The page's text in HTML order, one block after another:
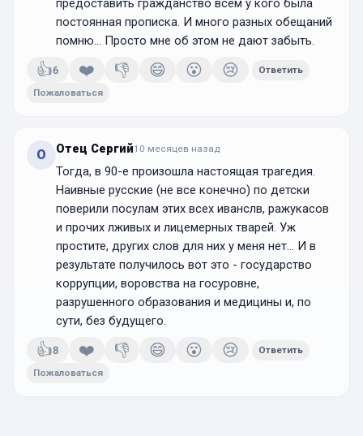
предоставить гражданство всем у кого была
постоянная прописка. И много разных обещаний
помню... Просто мне об этом не дают забыть.
👍6 ❤️ 👎 😄 😮 😢 Ответить
Пожаловаться
О Отец Сергий10 месяцев назад
Тогда, в 90-е произошла настоящая трагедия.
Наивные русские (не все конечно) по детски
поверили посулам этих всех иванслв, ражукасов
и прочих лживых и лицемерных тварей. Уж
простите, других слов для них у меня нет... И в
результате получилось вот это - государство
коррупции, воровства на госуровне,
разрушенного образования и медицины и, по
сути, без будущего.
👍8 ❤️ 👎 😄 😮 😢 Ответить
Пожаловаться